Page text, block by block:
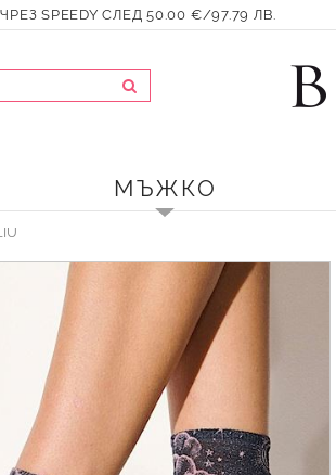
SPEEDY СЛЕД 50.00 €/97.79 ЛВ.
МЪЖКО